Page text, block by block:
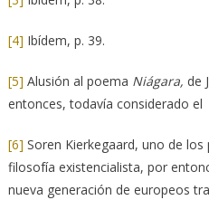
[4] Ibídem, p. 39.
[5] Alusión al poema Niágara, de
entonces, todavía considerado el
[6] Soren Kierkegaard, uno de
filosofía existencialista, por
nueva generación de europeos